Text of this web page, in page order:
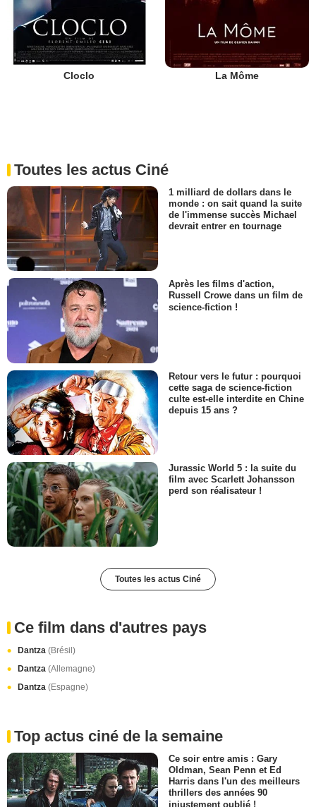
Cloclo La Môme
Toutes les actus Ciné
1 milliard de dollars dans le
monde : on sait quand la suite
de l'immense succès Michael
devrait entrer en tournage
Après les films d'action,
Russell Crowe dans un film de
science-fiction !
Retour vers le futur : pourquoi
cette saga de science-fiction
culte est-elle interdite en Chine
depuis 15 ans ?
Jurassic World 5 : la suite du
film avec Scarlett Johansson
perd son réalisateur !
Toutes les actus Ciné
Ce film dans d'autres pays
Dantza (Brésil)
Dantza (Allemagne)
Dantza (Espagne)
Top actus ciné de la semaine
Ce soir entre amis : Gary
Oldman, Sean Penn et Ed
Harris dans l'un des meilleurs
thrillers des années 90
injustement oublié !